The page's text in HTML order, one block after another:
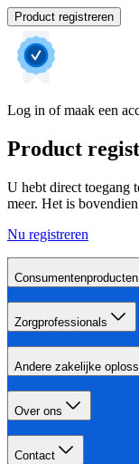
Product registreren
Log in of maak een
Product
U hebt direct toegang
meer. Het is
Nu registreren
Consumentenproducten
Zorgprofessionals
Andere zakelijke
Over ons
Contact